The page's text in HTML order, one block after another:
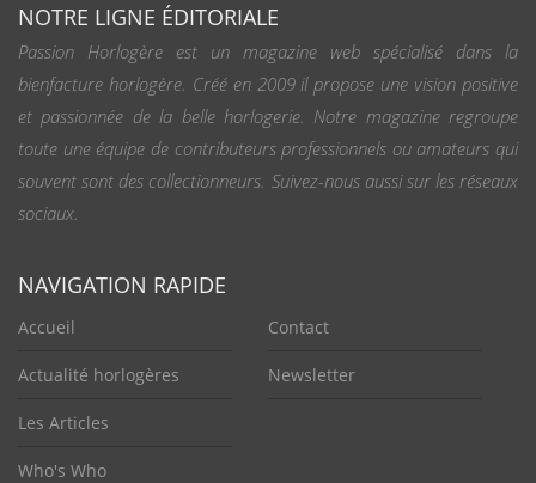
NOTRE LIGNE ÉDITORIALE
Passion Horlogère est un magazine web spécialisé dans la
bienfacture horlogère. Créé en 2009 il propose une vision positive
et passionnée de la belle horlogerie. Notre magazine regroupe
toute une équipe de contributeurs professionnels ou amateurs qui
souvent sont des collectionneurs. Suivez-nous aussi sur les réseaux
sociaux.
NAVIGATION RAPIDE
Accueil
Actualité horlogères
Les Articles
Who's Who
Contact
Newsletter